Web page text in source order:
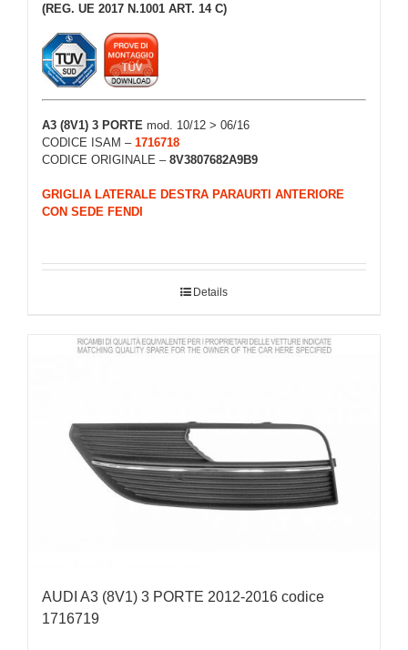
(REG. UE 2017 N.1001 ART. 14 C)
A3 (8V1) 3 PORTE mod. 10/12 > 06/16
CODICE ISAM – 1716718
CODICE ORIGINALE – 8V3807682A9B9
GRIGLIA LATERALE DESTRA PARAURTI ANTERIORE
CON SEDE FENDI
Details
AUDI A3 (8V1) 3 PORTE 2012-2016 codice
1716719